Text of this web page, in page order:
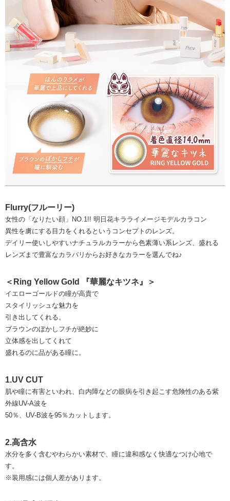
Flurry(フルーリー)
女性の「なりたい顔」NO.1!! 明日花キラライメージモデルカラコン
異性を虜にする目力をくれるというコンセプトのレンズ。
デイリー使いしやすいナチュラルカラーから色素薄い系レンズ、盛れる
レンズまで豊富なカラバリからお好きなカラーを選んでね♪
＜Ring Yellow Gold 『華麗なキツネ』＞
イエローゴールドの瞳が高貴で
スタイリッシュな魅力を
引き出してくれる。
ブラウンのぼかしフチが絶妙に
立体感を出してくれて
盛れるのに品がある瞳に。
1.UV CUT
肌や瞳に有害といわれ、白内障などの眼病を引き起こす危険性のある紫
外線UV-A波を
50％、UV-B波を95％カットします。
2.高含水
水分を多く含むやわらかい素材で、瞳に違和感なく快適なつけ心地で
す。
※装用感には個人差があります。